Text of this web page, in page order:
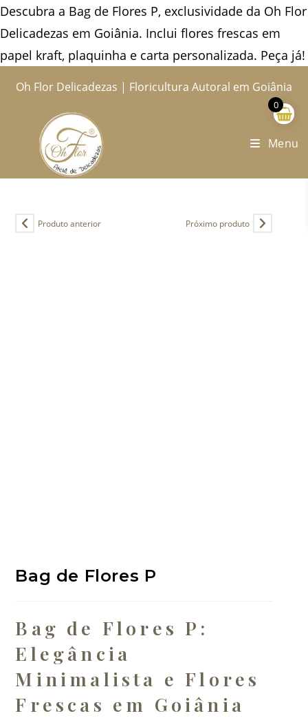
Descubra a Bag de Flores P, exclusividade da Oh Flor
Delicadezas em Goiânia. Inclui flores frescas em
papel kraft, plaquinha e carta personalizada. Peça já!
paraOh Flor Delicadezas | Floricultura Autoral em Goiânia
Menu
Produto anterior Próximo produto
Bag de Flores P
Bag de Flores P:
Elegância
Minimalista e Flores
Frescas em Goiânia
0